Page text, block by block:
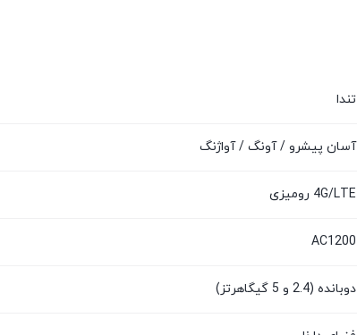
تندا
آسان پیشرو / آونگ / آواژنگ
4G/LTE رومیزی
AC1200
دوبانده (2.4 و 5 گیگاهرتز)